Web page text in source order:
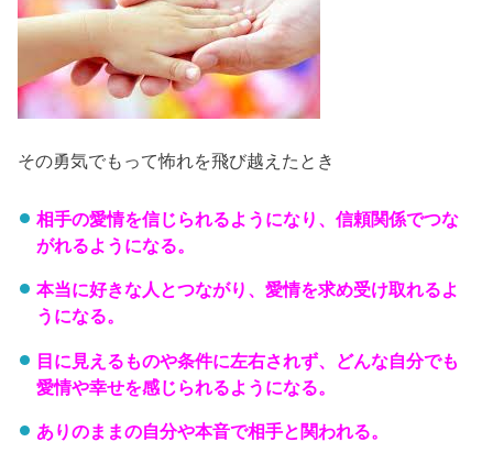
その勇気でもって怖れを飛び越えたとき
相手の愛情を信じられるようになり、信頼関係でつな
がれるようになる。
本当に好きな人とつながり、愛情を求め受け取れるよ
うになる。
目に見えるものや条件に左右されず、どんな自分でも
愛情や幸せを感じられるようになる。
ありのままの自分や本音で相手と関われる。